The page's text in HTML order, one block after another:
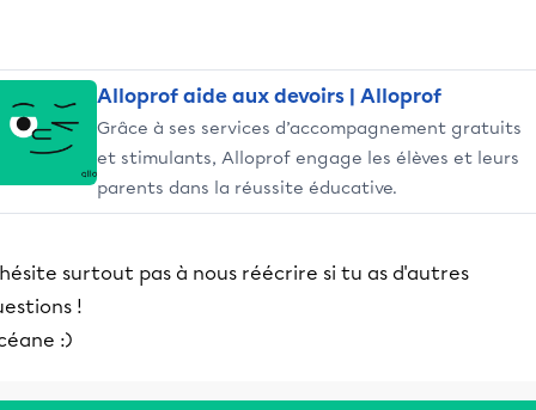
Alloprof aide aux devoirs | Alloprof
Grâce à ses services d’accompagnement gratuits
et stimulants, Alloprof engage les élèves et leurs
parents dans la réussite éducative.
surtout pas à nous réécrire si tu as d'autres
!
:)